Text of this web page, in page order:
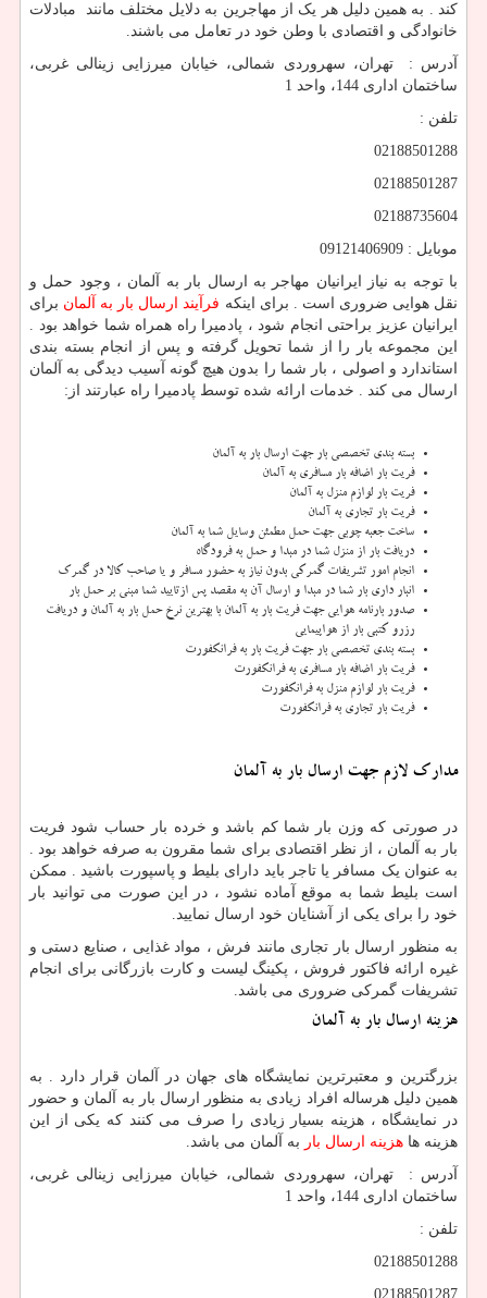
کند . به همین دلیل هر یک از مهاجرین به دلایل مختلف مانند مبادلات
خانوادگی و اقتصادی با وطن خود در تعامل می باشند.
آدرس : تهران، سهروردی شمالی، خیابان میرزایی زینالی غربی،
ساختمان اداری 144، واحد 1
تلفن :
02188501288
02188501287
02188735604
موبایل : 09121406909
با توجه به نیاز ایرانیان مهاجر به ارسال بار به آلمان ، وجود حمل و
نقل هوایی ضروری است . برای اینکه فرآیند ارسال بار به آلمان برای
ایرانیان عزیز براحتی انجام شود ، پادمیرا راه همراه شما خواهد بود .
این مجموعه بار را از شما تحویل گرفته و پس از انجام بسته بندی
استاندارد و اصولی ، بار شما را بدون هیچ گونه آسیب دیدگی به آلمان
ارسال می کند . خدمات ارائه شده توسط پادمیرا راه عبارتند از:
بسته بندی تخصصی بار جهت ارسال بار به آلمان
فریت بار اضافه بار مسافری به آلمان
فریت بار لوازم منزل به آلمان
فریت بار تجاری به آلمان
ساخت جعبه چوبی جهت حمل مطمئن وسایل شما به آلمان
دریافت بار از منزل شما در مبدا و حمل به فرودگاه
انجام امور تشریفات گمرکی بدون نیاز به حضور مسافر و یا صاحب کالا در گمرک
انبار داری بار شما در مبدا و ارسال آن به مقصد پس ازتایید شما مبنی بر حمل بار
صدور بارنامه هوایی جهت فریت بار به آلمان با بهترین نرخ حمل بار به آلمان و دریافت
رزرو کتبی بار از هواپیمایی
بسته بندی تخصصی بار جهت فریت بار به فرانکفورت
فریت بار اضافه بار مسافری به فرانکفورت
فریت بار لوازم منزل به فرانکفورت
فریت بار تجاری به فرانکفورت
مدارک لازم جهت ارسال بار به آلمان
در صورتی که وزن بار شما کم باشد و خرده بار حساب شود فریت
بار به آلمان ، از نظر اقتصادی برای شما مقرون به صرفه خواهد بود .
به عنوان یک مسافر یا تاجر باید دارای بلیط و پاسپورت باشید . ممکن
است بلیط شما به موقع آماده نشود ، در این صورت می توانید بار
خود را برای یکی از آشنایان خود ارسال نمایید.
به منظور ارسال بار تجاری مانند فرش ، مواد غذایی ، صنایع دستی و
غیره ارائه فاکتور فروش ، پکینگ لیست و کارت بازرگانی برای انجام
تشریفات گمرکی ضروری می باشد.
هزینه ارسال بار به آلمان
بزرگترین و معتبرترین نمایشگاه های جهان در آلمان قرار دارد . به
همین دلیل هرساله افراد زیادی به منظور ارسال بار به آلمان و حضور
در نمایشگاه ، هزینه بسیار زیادی را صرف می کنند که یکی از این
هزینه ها هزینه ارسال بار به آلمان می باشد.
آدرس : تهران، سهروردی شمالی، خیابان میرزایی زینالی غربی،
ساختمان اداری 144، واحد 1
تلفن :
02188501288
02188501287